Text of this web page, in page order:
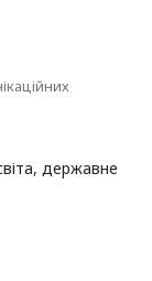
державне